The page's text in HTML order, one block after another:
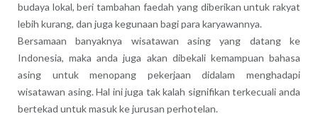
budaya lokal, beri tambahan faedah yang diberikan untuk rakyat
lebih kurang, dan juga kegunaan bagi para karyawannya.
Bersamaan banyaknya wisatawan asing yang datang ke
Indonesia, maka anda juga akan dibekali kemampuan bahasa
asing untuk menopang pekerjaan didalam menghadapi
wisatawan asing. Hal ini juga tak kalah signifikan terkecuali anda
bertekad untuk masuk ke jurusan perhotelan.